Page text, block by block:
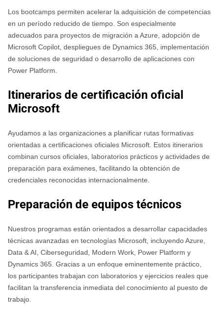
Los bootcamps permiten acelerar la adquisición de competencias
en un período reducido de tiempo. Son especialmente
adecuados para proyectos de migración a Azure, adopción de
Microsoft Copilot, despliegues de Dynamics 365, implementación
de soluciones de seguridad o desarrollo de aplicaciones con
Power Platform.
Itinerarios de certificación oficial
Microsoft
Ayudamos a las organizaciones a planificar rutas formativas
orientadas a certificaciones oficiales Microsoft. Estos itinerarios
combinan cursos oficiales, laboratorios prácticos y actividades de
preparación para exámenes, facilitando la obtención de
credenciales reconocidas internacionalmente.
Preparación de equipos técnicos
Nuestros programas están orientados a desarrollar capacidades
técnicas avanzadas en tecnologías Microsoft, incluyendo Azure,
Data & AI, Ciberseguridad, Modern Work, Power Platform y
Dynamics 365. Gracias a un enfoque eminentemente práctico,
los participantes trabajan con laboratorios y ejercicios reales que
facilitan la transferencia inmediata del conocimiento al puesto de
trabajo.